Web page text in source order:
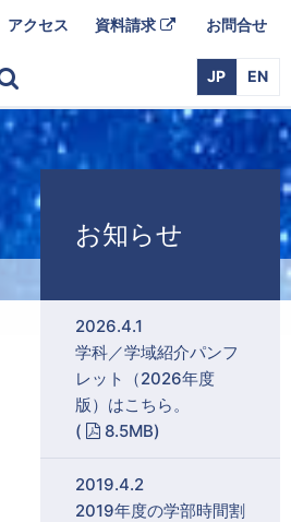
アクセス 資料請求 お問合せ
JP EN
お知らせ
2026.4.1
学科／学域紹介パンフ
レット（2026年度
版）はこちら。
(
Adobe PDF
8.5MB)
2019.4.2
2019年度の学部時間割